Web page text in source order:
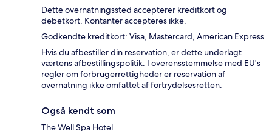
Dette overnatningssted accepterer kreditkort og
debetkort. Kontanter accepteres ikke.
Godkendte kreditkort: Visa, Mastercard, American Express
Hvis du afbestiller din reservation, er dette underlagt
værtens afbestillingspolitik. I overensstemmelse med EU's
regler om forbrugerrettigheder er reservation af
overnatning ikke omfattet af fortrydelsesretten.
Også kendt som
The Well Spa Hotel